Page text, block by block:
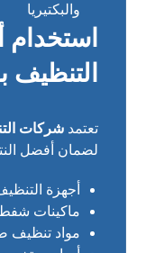
والبكتيريا
التنظيف
تعتمدشركات
لضمان أفضل
أجهزة
ماكينات شفط
مواد تنظيف